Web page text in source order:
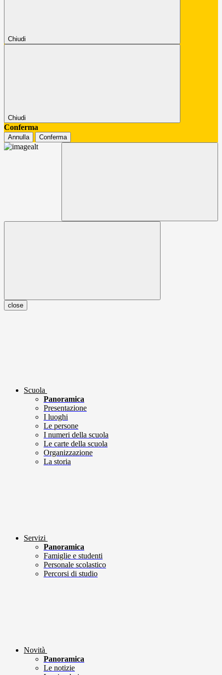
Chiudi
Chiudi
Conferma
Annulla Conferma
close
Scuola
Panoramica
Presentazione
I luoghi
Le persone
I numeri della scuola
Le carte della scuola
Organizzazione
La storia
Servizi
Panoramica
Famiglie e studenti
Personale scolastico
Percorsi di studio
Novità
Panoramica
Le notizie